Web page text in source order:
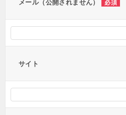
メール（公開されません） 必須
サイト